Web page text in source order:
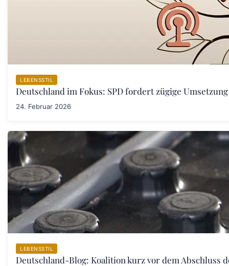
LEBENSSTIL
Deutschland im Fokus: SPD fordert zügige
24. Februar 2026
LEBENSSTIL
Deutschland-Blog: Koalition kurz vor dem Abschluss